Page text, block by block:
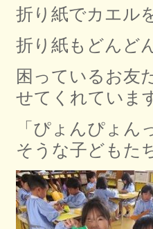
折り紙でカエル
折り紙もどんど
困っているお友
せてくれていま
「ぴょんぴょ
そうな子ども